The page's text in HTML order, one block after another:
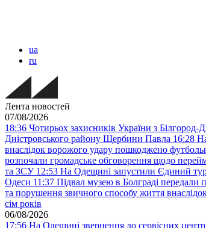
ua
ru
Лента новостей
07/08/2026
18:36 Чотирьох захисників України з Білгород-
Дністровського району Щербини Павла 16:28
внаслідок ворожого удару пошкоджено
розпочали громадське обговорення щодо
та ЗСУ 12:53 На Одещині запустили Єдиний
Одеси 11:37 Підвал музею в Болграді передали
та порушення звичного способу життя внаслідок
сім років
06/08/2026
17:56 На Одещині звернення до сервісних